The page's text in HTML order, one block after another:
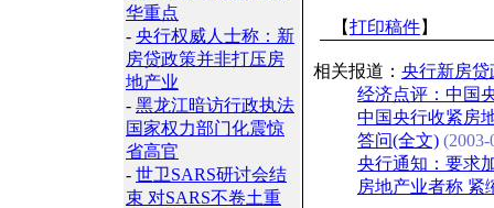
华重点
- 央行权威人士称：新
房贷政策并非打压房
地产业
- 黑龙江暗访行政执法
国家权力部门化震惊
省高官
- 世卫SARS研讨会结
束 对SARS不卷土重
【打印稿件】
相关报道： 央行新房
经济点评：中国
中国央行收紧房
答问(全文) (2003-
央行通知：要求
房地产业者称 紧